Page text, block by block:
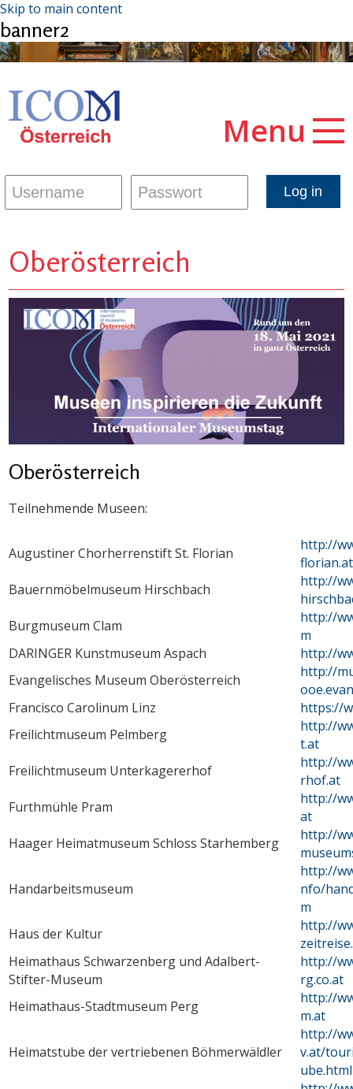
Skip to main content
banner2
Menu
Oberösterreich
Oberösterreich
Teilnehmende Museen:
Augustiner Chorherrenstift St. Florian
http://
florian.at
Bauernmöbelmuseum Hirschbach
http://
Burgmuseum Clam
http://
m
DARINGER Kunstmuseum Aspach
http://
Evangelisches Museum Oberösterreich
http://
Francisco Carolinum Linz
https://
Freilichtmuseum Pelmberg
http://
t.at
Freilichtmuseum Unterkagererhof
http://
rhof.at
Furthmühle Pram
http://
at
Haager Heimatmuseum Schloss Starhemberg
http://
Handarbeitsmuseum
http://
nfo/
m
Haus der Kultur
http://
Heimathaus Schwarzenberg und Adalbert-
Stifter-Museum
http://
rg.co.at
Heimathaus-Stadtmuseum Perg
http://
m.at
Heimatstube der vertriebenen Böhmerwäldler
http://
v.at/
ube.html